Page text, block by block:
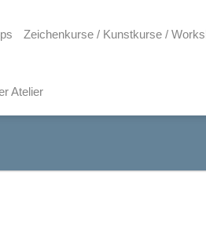
Zeichenkurse / Kunstkurse /
Atelier